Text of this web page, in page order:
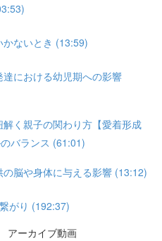
ないとき (13:59)
における幼児期への影響
く親子の関わり方【愛着形成
バランス (61:01)
脳や身体に与える影響 (13:12)
がり (192:37)
アーカイブ動画